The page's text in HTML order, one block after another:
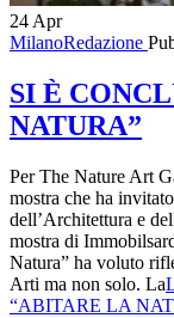
24Apr
MilanoRedazione
SI È
NATURA”
Per The Nature Art
mostra che ha
dell’Architettura e
mostra di
Natura” ha voluto
Arti ma non solo. La
“ABITARE LA